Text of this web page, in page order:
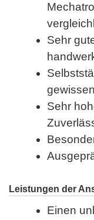
Sehr
Sehr
Leistungen der
Einen